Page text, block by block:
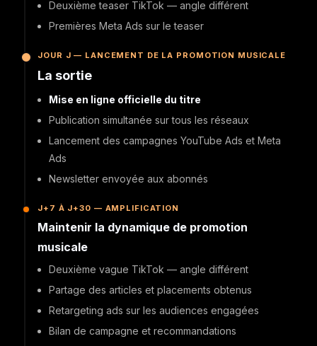
Deuxième teaser TikTok — angle différent
Premières Meta Ads sur le teaser
JOUR J — LANCEMENT DE LA PROMOTION MUSICALE
La sortie
Mise en ligne officielle du titre
Publication simultanée sur tous les réseaux
Lancement des campagnes YouTube Ads et Meta
Ads
Newsletter envoyée aux abonnés
J+7 À J+30 — AMPLIFICATION
Maintenir la dynamique de promotion
musicale
Deuxième vague TikTok — angle différent
Partage des articles et placements obtenus
Retargeting ads sur les audiences engagées
Bilan de campagne et recommandations